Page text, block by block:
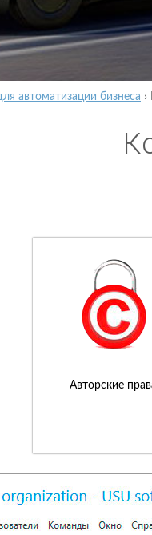
автоматизации бизнеса ›
Авторские